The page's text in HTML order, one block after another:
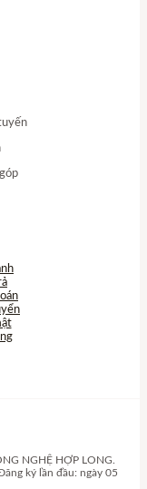
NGHỆ HỢP LONG.
ký lần đầu: ngày 05